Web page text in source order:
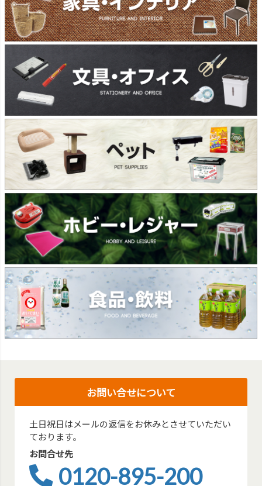
お問い合せについて
土日祝日はメールの返信をお休みとさせていただい
ております。
お問合せ先
0120-895-200